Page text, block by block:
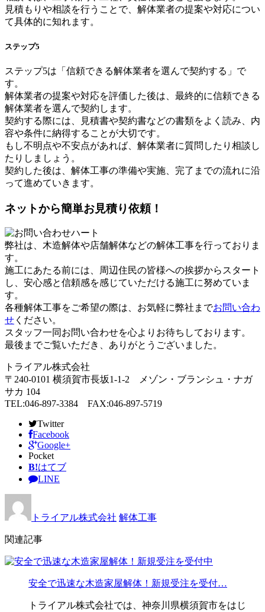
見積もりや相談を行うことで、解体業者の提案や対応につい
て具体的に知れます。
ステップ5
ステップ5は「信頼できる解体業者を選んで契約する」で
す。
解体業者の提案や対応を評価した後は、最終的に信頼できる
解体業者を選んで契約します。
契約する際には、見積書や契約書などの書類をよく読み、内
容や条件に納得することが大切です。
もし不明点や不安点があれば、解体業者に質問したり相談し
たりしましょう。
契約した後は、解体工事の準備や実施、完了までの流れに沿
って進めていきます。
ネットから簡単お見積り依頼！
弊社は、木造解体や店舗解体などの解体工事を行っておりま
す。
施工にあたる前には、周辺住民の皆様への挨拶からスタート
し、安心感と信頼感を感じていただける施工に努めていま
す。
各種解体工事をご希望の際は、お気軽に弊社までお問い合わ
せ ください。
スタッフ一同お問い合わせを心よりお待ちしております。
最後までご覧いただき、ありがとうございました。
トライアル株式会社
〒240-0101 横須賀市長坂1-1-2 メゾン・ブランシュ・ナガ
サカ 104
TEL:046-897-3384 FAX:046-897-5719
Twitter
Facebook
Google+
Pocket
B!はてブ
LINE
トライアル株式会社 解体工事
関連記事
安全で迅速な木造家屋解体！新規受注を受付…
トライアル株式会社では、神奈川県横須賀市をはじ